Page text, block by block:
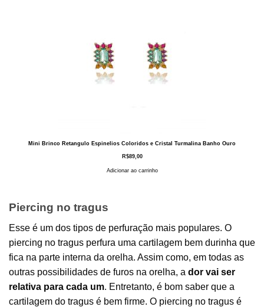
Mini Brinco Retangulo Espinelios Coloridos e Cristal Turmalina Banho Ouro
R$89,00
Adicionar ao carrinho
Piercing no tragus
Esse é um dos tipos de perfuração mais populares. O
piercing no tragus perfura uma cartilagem bem durinha que
fica na parte interna da orelha. Assim como, em todas as
outras possibilidades de furos na orelha, a dor vai ser
relativa para cada um. Entretanto, é bom saber que a
cartilagem do tragus é bem firme. O piercing no tragus é